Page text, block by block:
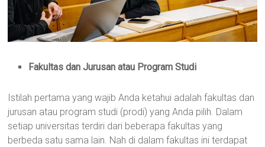
Fakultas dan Jurusan atau Program Studi
Istilah pertama yang wajib Anda ketahui adalah fakultas dan
jurusan atau program studi (prodi) yang Anda pilih. Dalam
setiap universitas terdiri dari beberapa fakultas yang
berbeda satu sama lain. Nah di dalam fakultas ini terdapat